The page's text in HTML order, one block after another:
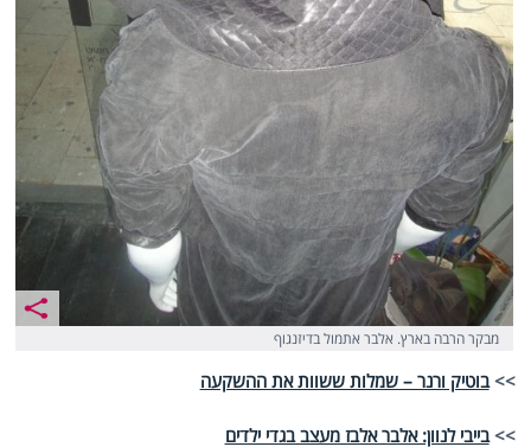
מבקר הרבה בארץ. אלבר אתמול בדיזנגוף
>>בוטיק ורנר – שמלות ששוות את ההשקעה
>>בייבי לנוון: אלבר אלבז מעצב בגדי ילדים